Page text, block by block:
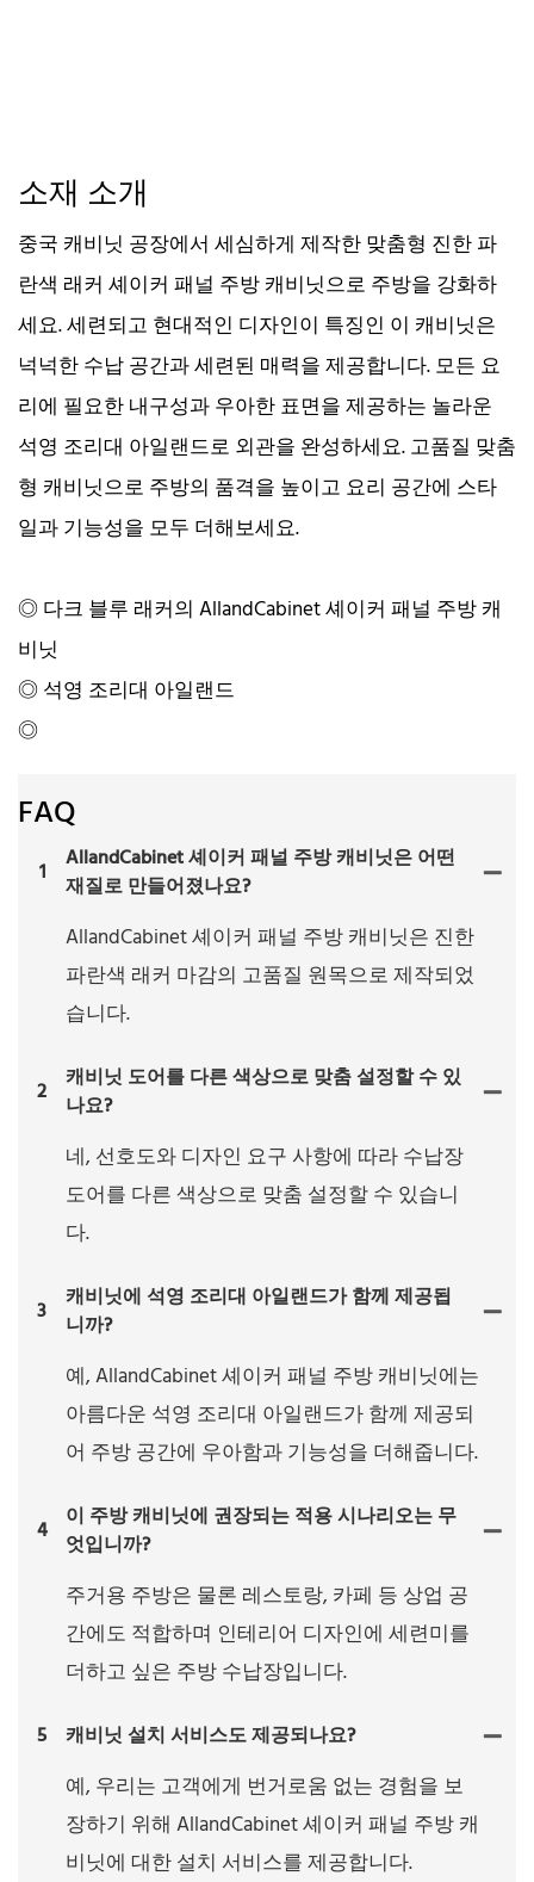
소재 소개
중국 캐비닛 공장에서 세심하게 제작한 맞춤형 진한 파
란색 래커 셰이커 패널 주방 캐비닛으로 주방을 강화하
세요. 세련되고 현대적인 디자인이 특징인 이 캐비닛은
넉넉한 수납 공간과 세련된 매력을 제공합니다. 모든 요
리에 필요한 내구성과 우아한 표면을 제공하는 놀라운
석영 조리대 아일랜드로 외관을 완성하세요. 고품질 맞춤
형 캐비닛으로 주방의 품격을 높이고 요리 공간에 스타
일과 기능성을 모두 더해보세요.
◎ 다크 블루 래커의 AllandCabinet 셰이커 패널 주방 캐
비닛
◎ 석영 조리대 아일랜드
◎
FAQ
1
AllandCabinet 셰이커 패널 주방 캐비닛은 어떤
재질로 만들어졌나요?
AllandCabinet 셰이커 패널 주방 캐비닛은 진한
파란색 래커 마감의 고품질 원목으로 제작되었
습니다.
2
캐비닛 도어를 다른 색상으로 맞춤 설정할 수 있
나요?
네, 선호도와 디자인 요구 사항에 따라 수납장
도어를 다른 색상으로 맞춤 설정할 수 있습니
다.
3
캐비닛에 석영 조리대 아일랜드가 함께 제공됩
니까?
예, AllandCabinet 셰이커 패널 주방 캐비닛에는
아름다운 석영 조리대 아일랜드가 함께 제공되
어 주방 공간에 우아함과 기능성을 더해줍니다.
4
이 주방 캐비닛에 권장되는 적용 시나리오는 무
엇입니까?
주거용 주방은 물론 레스토랑, 카페 등 상업 공
간에도 적합하며 인테리어 디자인에 세련미를
더하고 싶은 주방 수납장입니다.
5 캐비닛 설치 서비스도 제공되나요?
예, 우리는 고객에게 번거로움 없는 경험을 보
장하기 위해 AllandCabinet 셰이커 패널 주방 캐
비닛에 대한 설치 서비스를 제공합니다.